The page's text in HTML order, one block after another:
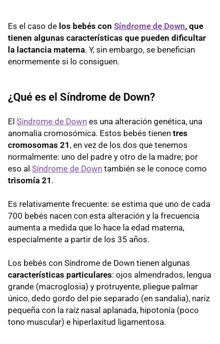
Es el caso de los bebés con Síndrome de Down, que
tienen algunas características que pueden dificultar
la lactancia materna. Y, sin embargo, se benefician
enormemente si lo consiguen.
¿Qué es el Síndrome de Down?
El Síndrome de Down es una alteración genética, una
anomalía cromosómica. Estos bebés tienen tres
cromosomas 21 , en vez de los dos que tenemos
normalmente: uno del padre y otro de la madre; por
eso al Síndrome de Down también se le conoce como
trisomía 21 .
Es relativamente frecuente: se estima que uno de cada
700 bebés nacen con esta alteración y la frecuencia
aumenta a medida que lo hace la edad materna,
especialmente a partir de los 35 años.
Los bebés con Síndrome de Down tienen algunas
características particulares: ojos almendrados, lengua
grande (macroglosia) y protruyente, pliegue palmar
único, dedo gordo del pie separado (en sandalia), nariz
pequeña con la raíz nasal aplanada, hipotonía (poco
tono muscular) e hiperlaxitud ligamentosa.